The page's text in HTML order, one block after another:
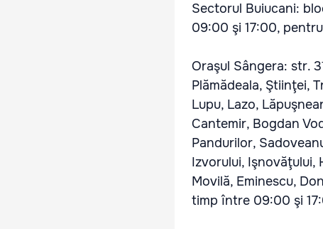
Sectorul Buiucani:
09:00 şi 17:00,
Oraşul Sângera: str.
Plămădeala, Ştiinţei,
Lupu, Lazo,
Cantemir, Bogdan
Pandurilor,
Izvorului, Işnovăţului,
Movilă, Eminescu,
timp între 09:00 şi